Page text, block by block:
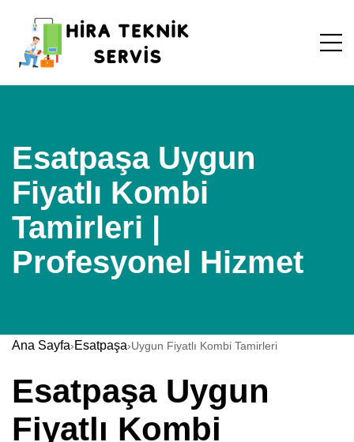
Esatpaşa Uygun
Fiyatlı Kombi
Tamirleri |
Profesyonel Hizmet
Ana Sayfa›Esatpaşa›Uygun Fiyatlı Kombi Tamirleri
Esatpaşa Uygun
Fiyatlı Kombi